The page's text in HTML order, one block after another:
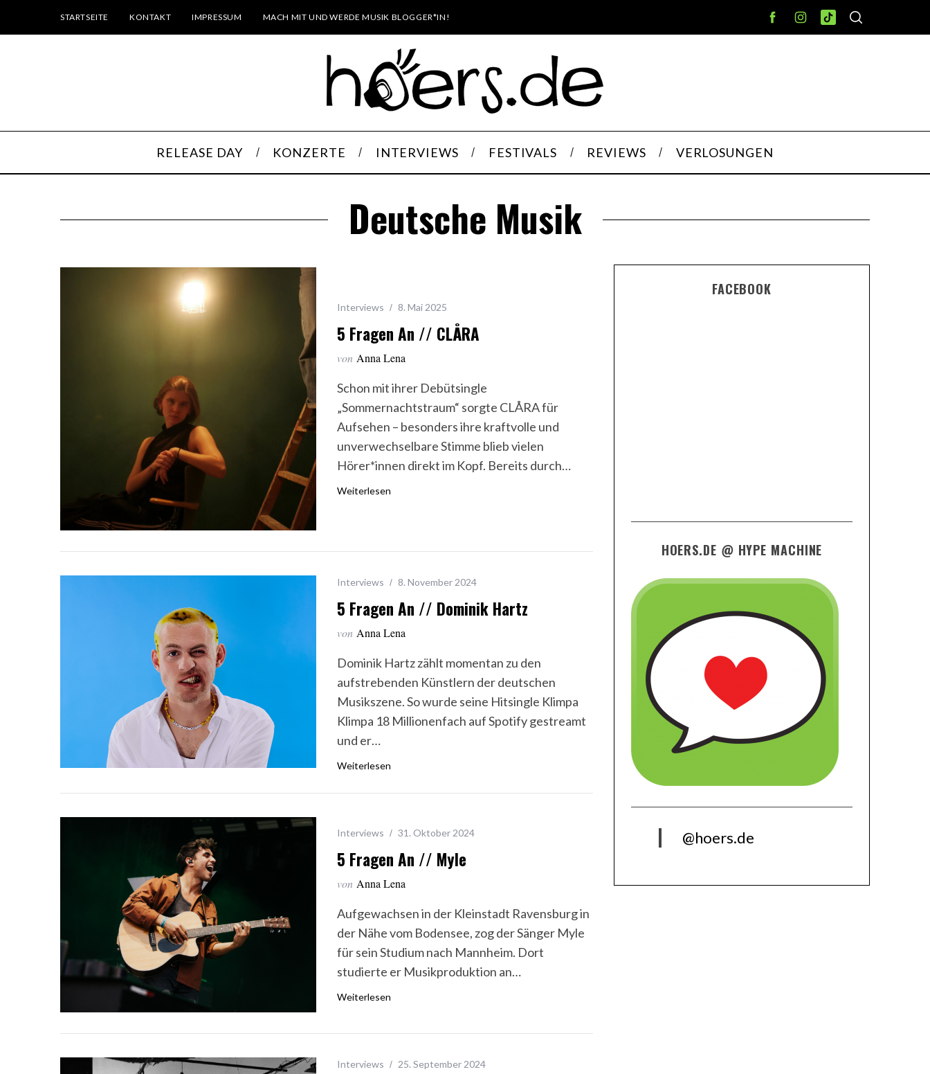
STARTSEITE KONTAKT IMPRESSUM MACH MIT UND WERDE MUSIK BLOGGER*IN!
RELEASE DAY KONZERTE INTERVIEWS FESTIVALS REVIEWS VERLOSUNGEN
Deutsche Musik
Interviews 8. Mai 2025
5 Fragen An // CLÅRA
von Anna Lena
Schon mit ihrer Debütsingle
„Sommernachtstraum“ sorgte CLÅRA für
Aufsehen – besonders ihre kraftvolle und
unverwechselbare Stimme blieb vielen
Hörer*innen direkt im Kopf. Bereits durch…
Weiterlesen
Interviews 8. November 2024
5 Fragen An // Dominik Hartz
von Anna Lena
Dominik Hartz zählt momentan zu den
aufstrebenden Künstlern der deutschen
Musikszene. So wurde seine Hitsingle Klimpa
Klimpa 18 Millionenfach auf Spotify gestreamt
und er…
Weiterlesen
Interviews 31. Oktober 2024
5 Fragen An // Myle
von Anna Lena
Aufgewachsen in der Kleinstadt Ravensburg in
der Nähe vom Bodensee, zog der Sänger Myle
für sein Studium nach Mannheim. Dort
studierte er Musikproduktion an…
Weiterlesen
Interviews 25. September 2024
FACEBOOK
HOERS.DE @ HYPE MACHINE
@hoers.de